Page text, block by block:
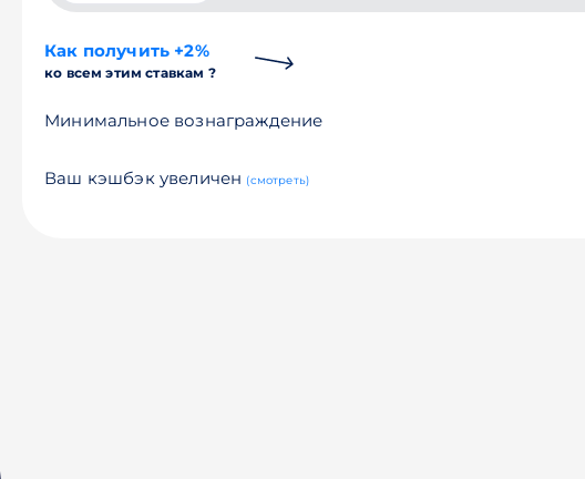
Как получить +2%
ко всем этим ставкам ?
Минимальное вознаграждение
Ваш кэшбэк увеличен (смотреть)